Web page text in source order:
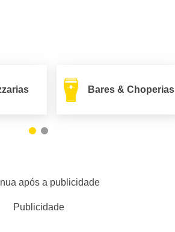
Bares & Choperias
após a publicidade
Publicidade